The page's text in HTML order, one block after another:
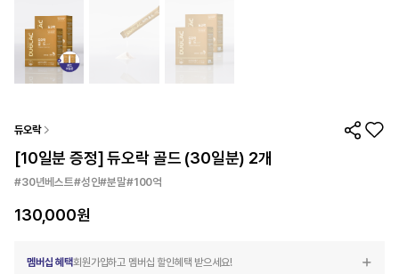
듀오락
[10일분 증정] 듀오락 골드 (30일분) 2개
#30년베스트#성인#분말#100억
130,000원
멤버십 혜택회원가입하고 멤버십 할인혜택 받으세요!